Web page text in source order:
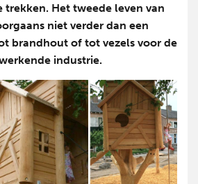
trekken. Het tweede leven van
niet verder dan een
brandhout of tot vezels voor de
industrie.